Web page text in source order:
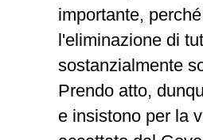
importante,
l'eliminazione di
sostanzialmente
Prendo atto,
e insistono per la